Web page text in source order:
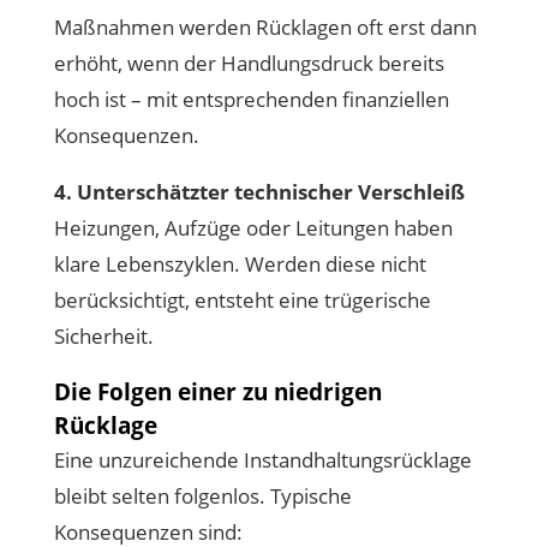
Maßnahmen werden Rücklagen oft erst dann
erhöht, wenn der Handlungsdruck bereits
hoch ist – mit entsprechenden finanziellen
Konsequenzen.
4. Unterschätzter technischer Verschleiß
Heizungen, Aufzüge oder Leitungen haben
klare Lebenszyklen. Werden diese nicht
berücksichtigt, entsteht eine trügerische
Sicherheit.
Die Folgen einer zu niedrigen
Rücklage
Eine unzureichende Instandhaltungsrücklage
bleibt selten folgenlos. Typische
Konsequenzen sind: